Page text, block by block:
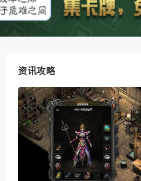
资讯攻略